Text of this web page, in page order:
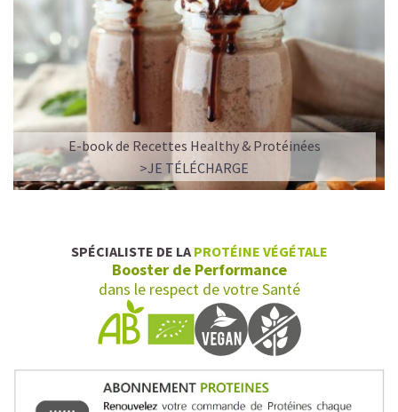
L’ALLIANCE PARFAITE ENTRE PLAISIR ET
PERFORMANCE
Cacao pur, café expresso et lait végétal fusionnent dans
une boisson veloutée et énergisante.
Une vraie caresse chocolatée, riche en protéines, léger
pour ne jamais peser.
Pour les accros au chocolat qui veulent booster leurs
journées avec goût et équilibre.
Mocha Glacé Protéiné
E-book de Recettes Healthy & Protéinées
>JE TÉLÉCHARGE
SPÉCIALISTE DE LA PROTÉINE VÉGÉTALE
Booster de Performance
dans le respect de votre Santé